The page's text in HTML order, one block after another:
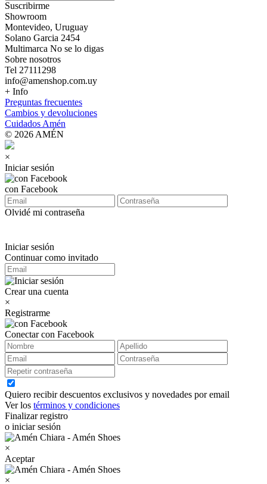
Suscribirme
Showroom
Montevideo, Uruguay
Solano Garcia 2454
Multimarca No se lo digas
Sobre nosotros
Tel 27111298
info@amenshop.com.uy
+ Info
Preguntas frecuentes
Cambios y devoluciones
Cuidados Amén
© 2026 AMÉN
×
Iniciar sesión
con Facebook
Olvidé mi contraseña
Iniciar sesión
Continuar como invitado
Crear una cuenta
×
Registrarme
Conectar con Facebook
Quiero recibir descuentos exclusivos y novedades por email
Ver los términos y condiciones
Finalizar registro
o iniciar sesión
×
Aceptar
×